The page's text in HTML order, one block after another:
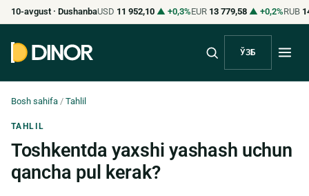
10 avgust · DushanbaUSD 11 952,10 ▲ +0,3%EUR 13 779,58 ▲ +0,2%RUB
ЎЗБ
Bosh sahifa / Tahlil
TAHLIL
Toshkentda yaxshi yashash uchun
qancha pul kerak?